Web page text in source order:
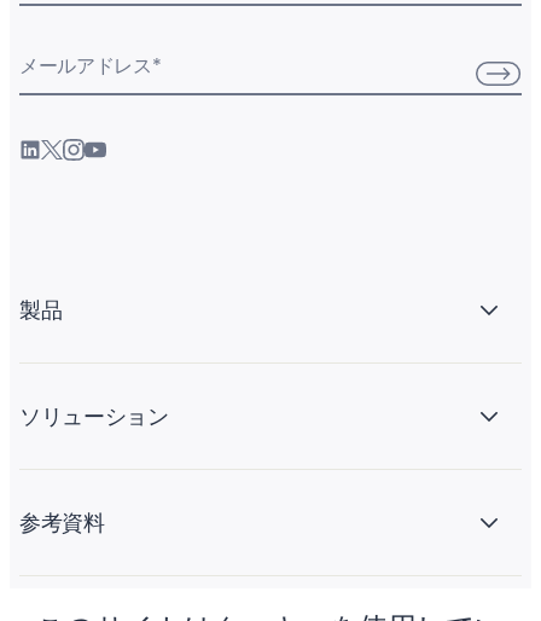
メールアドレス*
製品
ソリューション
参考資料